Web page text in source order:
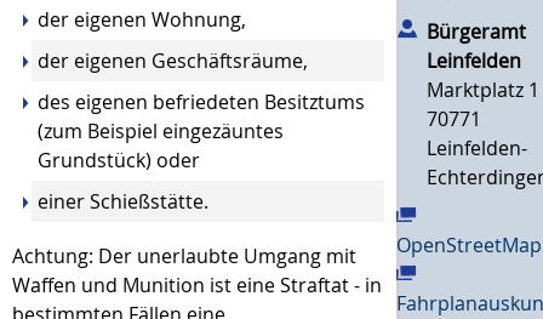
der eigenen Wohnung,
der eigenen Geschäftsräume,
des eigenen befriedeten Besitztums
(zum Beispiel eingezäuntes
Grundstück) oder
einer Schießstätte.
Achtung: Der unerlaubte Umgang mit
Waffen und Munition ist eine Straftat - in
Bürgeramt
Leinfelden
Marktplatz 1
70771
Leinfelden-
OpenStreetMap